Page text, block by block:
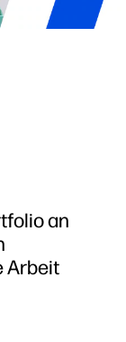
an
Arbeit